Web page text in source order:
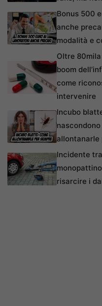
Bonus 500
anche
modalità e
Oltre
boom
come
intervenire
Incubo
allontanarle
Incidente
risarcire i